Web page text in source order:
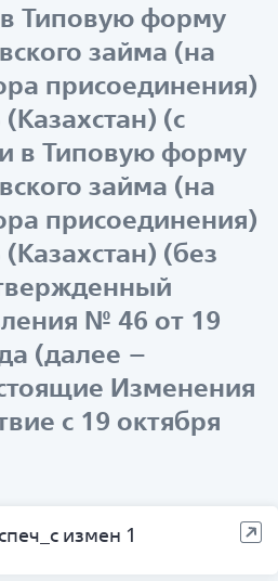
Типовую форму
займа (на
присоединения)
(с
в Типовую форму
займа (на
присоединения)
(без
№ 46 от 19
(далее –
Изменения
с 19 октября
измен 1